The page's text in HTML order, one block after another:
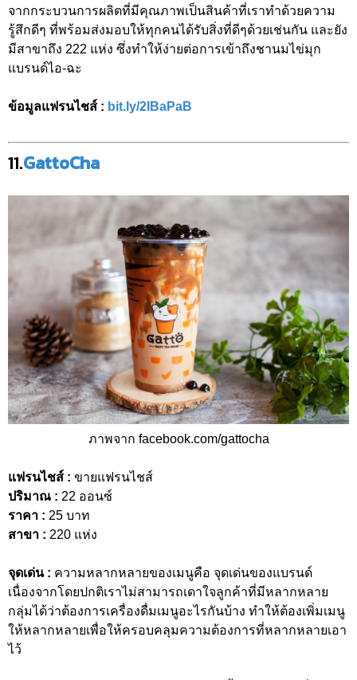
จากกระบวนการผลิตที่มีคุณภาพเป็นสินค้าที่เราทำด้วยความ
รู้สึกดีๆ ที่พร้อมส่งมอบให้ทุกคนได้รับสิ่งที่ดีๆด้วยเช่นกัน และยัง
มีสาขาถึง 222 แห่ง ซึ่งทำให้ง่ายต่อการเข้าถึงชานมไข่มุก
แบรนด์ไอ-ฉะ
ข้อมูลแฟรนไชส์ : bit.ly/2IBaPaB
11.GattoCha
ภาพจาก facebook.com/gattocha
แฟรนไชส์ : ขายแฟรนไชส์
ปริมาณ : 22 ออนซ์
ราคา : 25 บาท
สาขา : 220 แห่ง
จุดเด่น : ความหลากหลายของเมนูคือ จุดเด่นของแบรนด์
เนื่องจากโดยปกติเราไม่สามารถเดาใจลูกค้าที่มีหลากหลาย
กลุ่มได้ว่าต้องการเครื่องดื่มเมนูอะไรกันบ้าง ทำให้ต้องเพิ่มเมนู
ให้หลากหลายเพื่อให้ครอบคลุมความต้องการที่หลากหลายเอา
ไว้